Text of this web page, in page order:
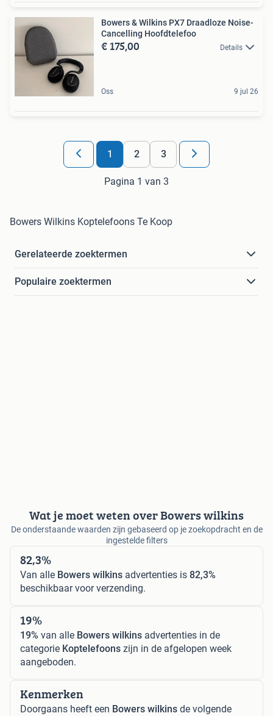
Bowers & Wilkins PX7 Draadloze Noise-
Cancelling Hoofdtelefoo
€ 175,00 Details
Oss 9 jul 26
1 2 3
Pagina 1 van 3
Bowers Wilkins Koptelefoons Te Koop
Gerelateerde zoektermen
Populaire zoektermen
Wat je moet weten over Bowers wilkins
De onderstaande waarden zijn gebaseerd op je zoekopdracht en de
ingestelde filters
82,3%
Van alle Bowers wilkins advertenties is 82,3%
beschikbaar voor verzending.
19%
19% van alle Bowers wilkins advertenties in de
categorie Koptelefoons zijn in de afgelopen week
aangeboden.
Kenmerken
Doorgaans heeft een Bowers wilkins de volgende